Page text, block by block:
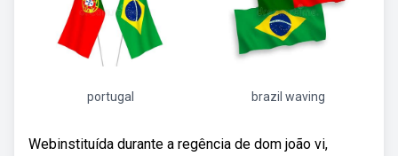
portugal brazil waving
Webinstituída durante a regência de dom joão vi,